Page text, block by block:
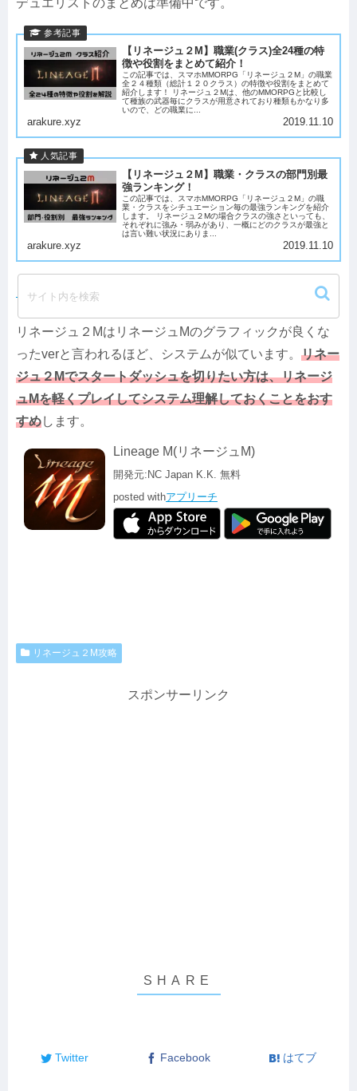
【リネージュ２M】職業(クラス)全24種の特
徴や役割をまとめて紹介！
この記事では、スマホMMORPG「リネージュ２M」の職業
全２４種類（総計１２０クラス）の特徴や役割をまとめて
紹介します！ リネージュ２Mは、他のMMORPGと比較し
て種族の武器毎にクラスが用意されており種類もかなり多
いので、どの職業に...
arakure.xyz 2019.11.10
【リネージュ２M】職業・クラスの部門別最
強ランキング！
この記事では、スマホMMORPG「リネージュ２M」の職
業・クラスをシチュエーション毎の最強ランキングを紹介
します。 リネージュ２Mの場合クラスの強さといっても、
それぞれに強み・弱みがあり、一概にどのクラスが最強と
は言い難い状況にありま...
arakure.xyz 2019.11.10
⇒【リネージュ２M完全ガイド】
リネージュ２MはリネージュMのグラフィックが良くな
ったverと言われるほど、システムが似ています。 リネー
ジュ２Mでスタートダッシュを切りたい方は、リネージ
ュMを軽くプレイしてシステム理解しておくことをおす
すめします。
Lineage M(リネージュM)
開発元: NC Japan K.K. 無料
posted withアプリーチ
リネージュ２M攻略
スポンサーリンク
Twitter Facebook はてブ